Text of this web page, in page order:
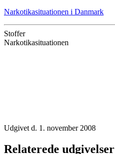
Narkotikasituationen i Danmark
Stoffer
Narkotikasituationen
Udgivet d. 1. november 2008
Relaterede udgivelser